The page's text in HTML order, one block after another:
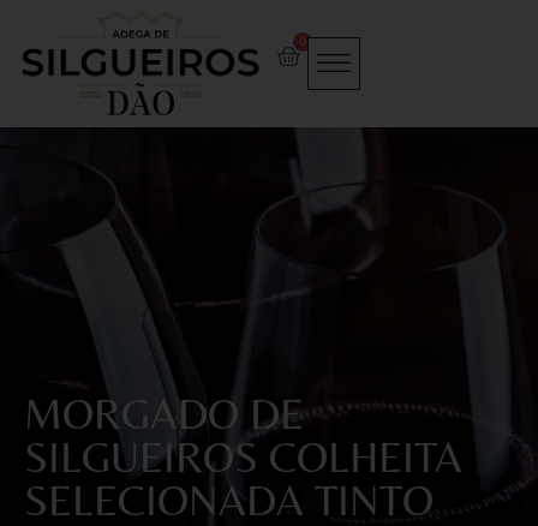
0
MORGADO DE
SILGUEIROS COLHEITA
SELECIONADA TINTO